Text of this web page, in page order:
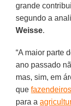
grande
segundo a
Weisse.
“A maior parte
ano passado
mas, sim, em
quefazendeiros
para a